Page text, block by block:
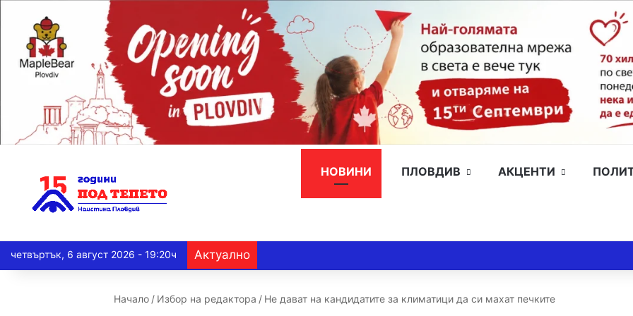
НОВИНИ ПЛОВДИВ АКЦЕНТИ
четвъртък, 6 август 2026 - 19:20ч Актуално
Начало / Избор на редактора / Не дават на кандидатите за климатици да си махат печките